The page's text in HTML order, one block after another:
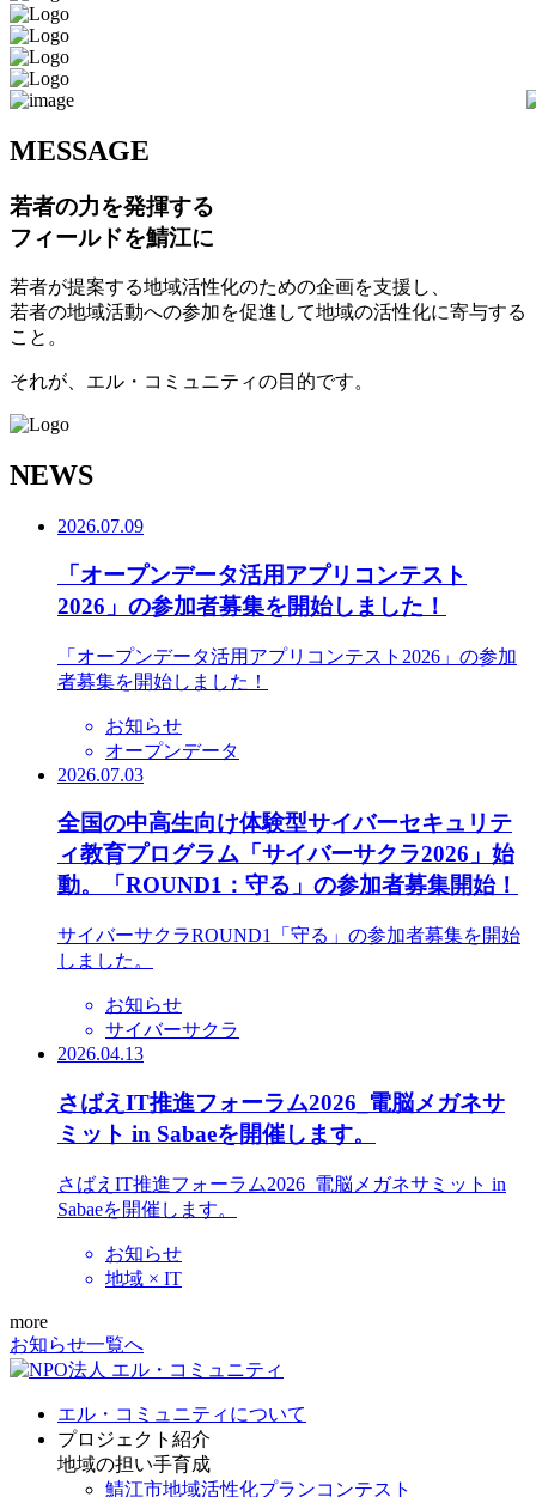
MESSAGE
若者の力を発揮する
フィールドを鯖江に
若者が提案する地域活性化のための企画を支援し、
若者の地域活動への参加を促進して地域の活性化に寄与する
こと。
それが、エル・コミュニティの目的です。
NEWS
2026.07.09
「オープンデータ活用アプリコンテスト
2026」の参加者募集を開始しました！
「オープンデータ活用アプリコンテスト2026」の参加
者募集を開始しました！
お知らせ
オープンデータ
2026.07.03
全国の中高生向け体験型サイバーセキュリテ
ィ教育プログラム「サイバーサクラ2026」始
動。「ROUND1：守る」の参加者募集開始！
サイバーサクラROUND1「守る」の参加者募集を開始
しました。
お知らせ
サイバーサクラ
2026.04.13
さばえIT推進フォーラム2026_電脳メガネサ
ミット in Sabaeを開催します。
さばえIT推進フォーラム2026_電脳メガネサミット in
Sabaeを開催します。
お知らせ
地域 × IT
more
お知らせ一覧へ
エル・コミュニティについて
プロジェクト紹介
地域の担い手育成
鯖江市地域活性化プランコンテスト